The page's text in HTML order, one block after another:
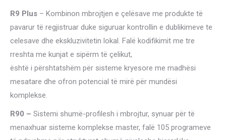
R9 Plus – Kombinon mbrojtjen e çelësave me produkte të
pavarur të regjistruar duke siguruar kontrollin e dublikimeve te
celesave dhe ekskluzivitetin lokal. Falë kodifikimit me tre
rreshta me kunjat e sipërm të çelikut,
është i përshtatshëm për sisteme kryesore me madhësi
mesatare dhe ofron potencial të mirë për mundësi
komplekse.
R90 – Sistemi shumë-profilesh i mbrojtur, synuar për të
menaxhuar sisteme komplekse master, falë 105 programeve